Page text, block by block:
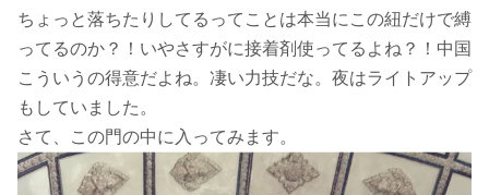
ちょっと落ちたりしてるってことは本当にこの紐だけで縛
ってるのか？！いやさすがに接着剤使ってるよね？！中国
こういうの得意だよね。凄い力技だな。夜はライトアップ
もしていました。
さて、この門の中に入ってみます。